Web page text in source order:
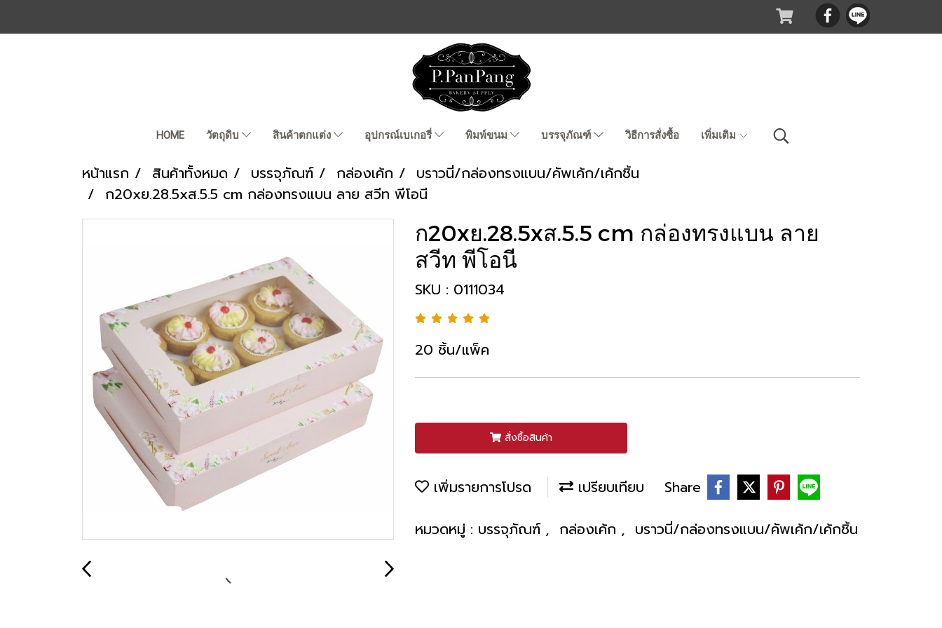
HOME วัตถุดิบ สินค้าตกแต่ง อุปกรณ์เบเกอรี่ พิมพ์ขนม บรรจุภัณฑ์ วิธีการสั่งซื้อ เพิ่มเติม
หน้าแรก สินค้าทั้งหมด บรรจุภัณฑ์ กล่องเค้ก
บราวนี่/กล่องทรงแบน/คัพเค้ก/เค้กชิ้น
ก20xย.28.5xส.5.5 cm กล่องทรงแบน ลาย สวีท พีโอนี
ก20xย.28.5xส.5.5 cm กล่องทรงแบน ลาย
สวีท พีโอนี
SKU : 0111034
20 ชิ้น/แพ็ค
สั่งซื้อสินค้า
เพิ่มรายการโปรด เปรียบเทียบ Share
หมวดหมู่ : บรรจุภัณฑ์ , กล่องเค้ก , บราวนี่/กล่องทรงแบน/คัพเค้ก/เค้กชิ้น